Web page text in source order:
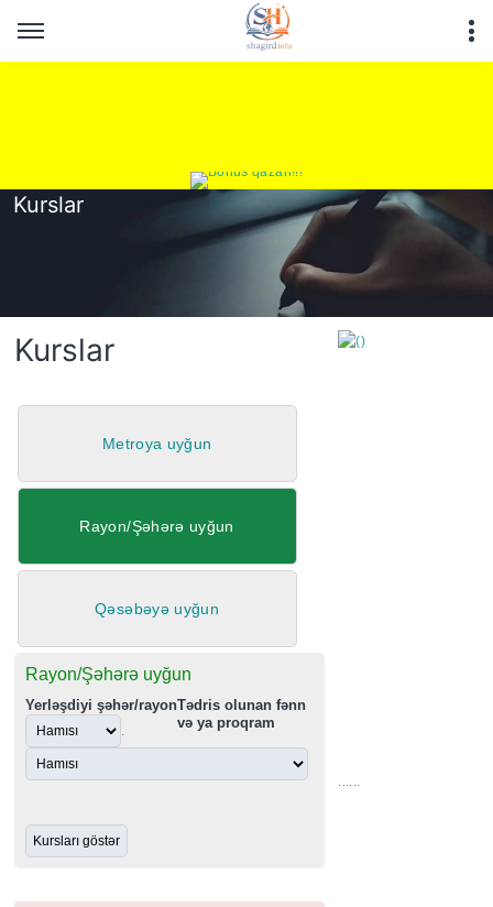
Kurslar
Kurslar
Metroya uyğun
Rayon/Şəhərə uyğun
Qəsəbəyə uyğun
Rayon/Şəhərə uyğun
Yerləşdiyi şəhər/rayon
.
Tədris olunan fənn
və ya proqram